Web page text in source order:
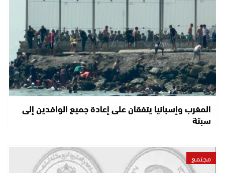
المغرب وإسبانيا يتفقان على إعادة جميع الوافدين إلى
سبتة
مجتمع